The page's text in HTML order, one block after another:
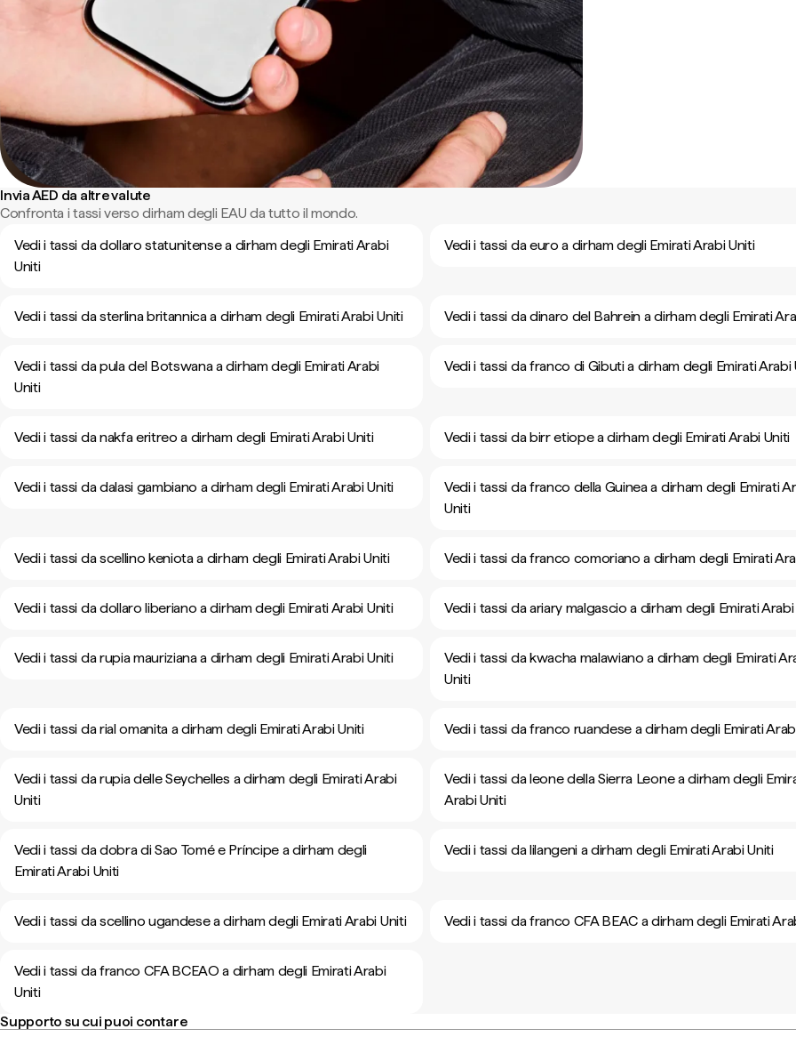
Invia AED da altre valute
Confronta i tassi verso dirham degli EAU da tutto il mondo.
Vedi i tassi da dollaro statunitense a dirham degli Emirati Arabi
Uniti
Vedi i tassi da euro a dirham degli Emirati Arabi Uniti
Vedi i tassi da sterlina britannica a dirham degli Emirati Arabi Uniti Vedi i tassi da dinaro del Bahrein a dirham degli Emirati
Vedi i tassi da pula del Botswana a dirham degli Emirati Arabi
Uniti
Vedi i tassi da franco di Gibuti a dirham degli Emirati Arabi
Vedi i tassi da nakfa eritreo a dirham degli Emirati Arabi Uniti Vedi i tassi da birr etiope a dirham degli Emirati Arabi Uniti
Vedi i tassi da dalasi gambiano a dirham degli Emirati Arabi Uniti
Vedi i tassi da franco della Guinea a dirham degli Emirati
Uniti
Vedi i tassi da scellino keniota a dirham degli Emirati Arabi Uniti Vedi i tassi da franco comoriano a dirham degli Emirati
Vedi i tassi da dollaro liberiano a dirham degli Emirati Arabi Uniti Vedi i tassi da ariary malgascio a dirham degli Emirati
Vedi i tassi da rupia mauriziana a dirham degli Emirati Arabi Uniti
Vedi i tassi da kwacha malawiano a dirham degli Emirati
Uniti
Vedi i tassi da rial omanita a dirham degli Emirati Arabi Uniti Vedi i tassi da franco ruandese a dirham degli Emirati
Vedi i tassi da rupia delle Seychelles a dirham degli Emirati Arabi
Uniti
Vedi i tassi da leone della Sierra Leone a dirham degli
Arabi Uniti
Vedi i tassi da dobra di Sao Tomé e Príncipe a dirham degli
Emirati Arabi Uniti
Vedi i tassi da lilangeni a dirham degli Emirati Arabi Uniti
Vedi i tassi da scellino ugandese a dirham degli Emirati Arabi Uniti Vedi i tassi da franco CFA BEAC a dirham degli Emirati
Vedi i tassi da franco CFA BCEAO a dirham degli Emirati Arabi
Uniti
Supporto su cui puoi contare